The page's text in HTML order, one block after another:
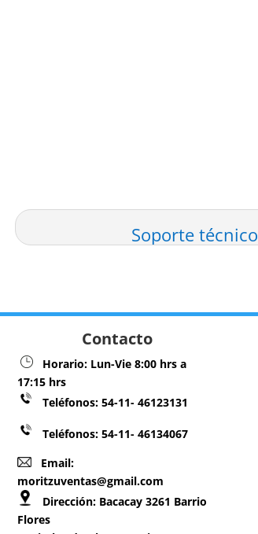
Soporte técnico
Contacto
Horario: Lun-Vie 8:00 hrs a
17:15 hrs
Teléfonos:54-11- 46123131
Teléfonos: 54-11- 46134067
Email:
moritzuventas@gmail.com
Dirección: Bacacay 3261 Barrio
Flores